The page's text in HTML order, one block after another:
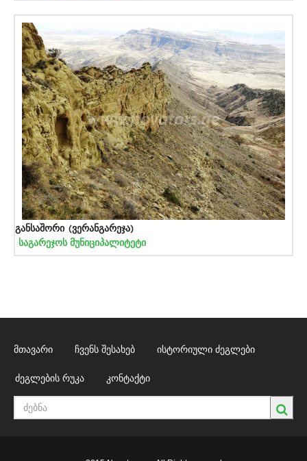
განსაშორი (ვერანგარეჯა)
საგარეჯოს მუნიციპალიტეტი
მთავარი ჩვენს შესახებ ისტორიული ძეგლები
ძეგლების რუკა კონტაქტი